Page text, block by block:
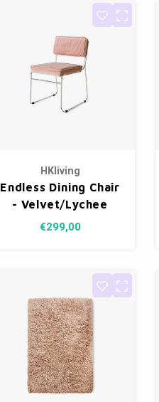
HKliving
Endless Dining Chair
- Velvet/Lychee
Pink
€299,00